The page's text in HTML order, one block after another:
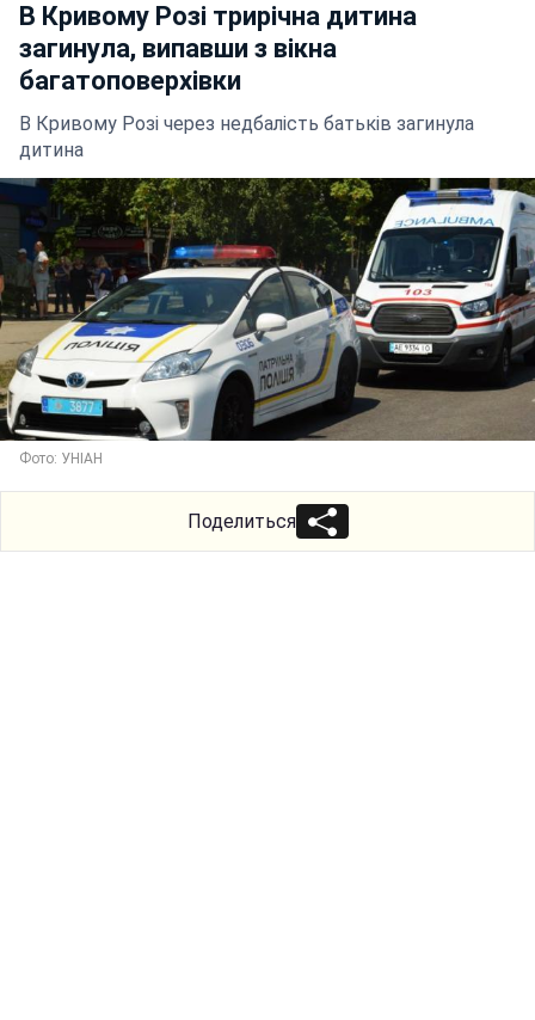
В Кривому Розі трирічна дитина
загинула, випавши з вікна
багатоповерхівки
В Кривому Розі через недбалість батьків загинула
дитина
Фото: УНІАН
Поделиться